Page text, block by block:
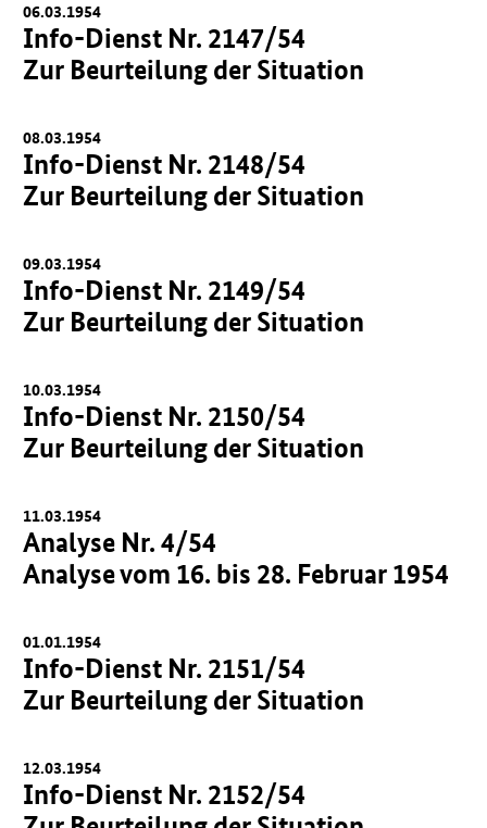
06.03.1954
Info-Dienst Nr. 2147/54
Zur Beurteilung der Situation
08.03.1954
Info-Dienst Nr. 2148/54
Zur Beurteilung der Situation
09.03.1954
Info-Dienst Nr. 2149/54
Zur Beurteilung der Situation
10.03.1954
Info-Dienst Nr. 2150/54
Zur Beurteilung der Situation
11.03.1954
Analyse Nr. 4/54
Analyse vom 16. bis 28. Februar 1954
01.01.1954
Info-Dienst Nr. 2151/54
Zur Beurteilung der Situation
12.03.1954
Info-Dienst Nr. 2152/54